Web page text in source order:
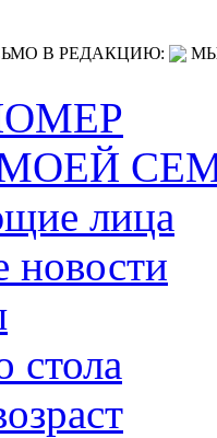
В РЕДАКЦИЮ:
лица
новости
стола